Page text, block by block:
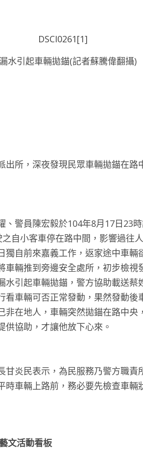
水引起車輛拋錨(記者蘇騰偉翻攝)
出所，深夜發現民眾車輛拋錨在
、警員陳宏毅於104年8月17日23
自小客車停在路中間，影響過往
獨自前來嘉義工作，返家途中車
車輛推到旁邊安全處所，初步檢視
水引起車輛拋錨，警方協助載送
看車輛可否正常發動，果然發動
非在地人，車輛突然拋錨在路中
供協助，才讓他放下心來。
甘炎民表示，為民服務乃警方職
時車輛上路前，務必要先檢查車
文活動看板